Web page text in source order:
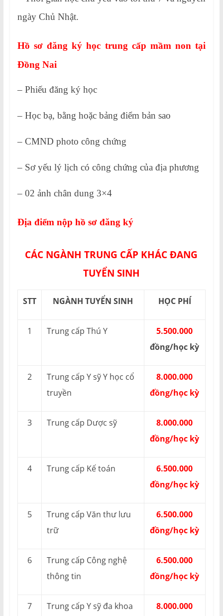
ngày Chủ Nhật.
Hồ sơ đăng ký học trung cấp mầm non tại
Đồng Nai
– Phiếu đăng ký học
– Học bạ, bằng hoặc bảng điểm bản sao
– CMND photo công chứng
– Sơ yếu lý lịch có công chứng của địa phương
– 02 ảnh chân dung 3×4
Địa điểm nộp hồ sơ đăng ký
CÁC NGÀNH TRUNG CẤP KHÁC ĐANG
TUYỂN SINH
STT NGÀNH TUYỂN SINH HỌC PHÍ
1 Trung cấp Thú Y
5.500.000
đồng/học kỳ
2
Trung cấp Y sỹ Y học cổ
truyền
8.000.000
đồng/học kỳ
3 Trung cấp Dược sỹ
8.000.000
đồng/học kỳ
4 Trung cấp Kế toán
6.500.000
đồng/học kỳ
5
Trung cấp Văn thư lưu
trữ
6.500.000
đồng/học kỳ
6
Trung cấp Công nghệ
thông tin
6.500.000
đồng/học kỳ
7 Trung cấp Y sỹ đa khoa
8.000.000